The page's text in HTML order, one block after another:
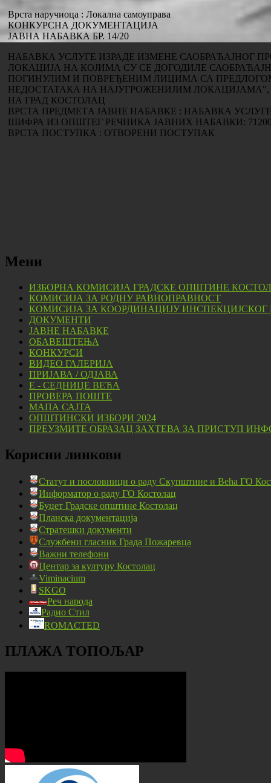
Врста наручиоца : Локална самоуправа
КОНКУРСНА ДОКУМЕНТАЦИЈА
ЈАВНА НАБАВКА БР. 14/20
НАБАВКА УСЛУГЕ ИЗРАДЕ ИЗМЕНЕ САОБРАЋАЈНОГ
ЛОКАЦИЈА НА КОЈИМА СУ СЕ ДОГОДИЛЕ
ПОГИНУЛИМ И ПОВРЕЂЕНИМ ЛИЦИМА СА
НЕДОСТАТАКА НА НАЈУГРОЖЕНИЈИМ ЛОКАЦИЈАМА",
НА ГРАД КОСТОЛАЦ
ВРСТА ПРЕДМЕТA ЈАВНЕ НАБАВКЕ : НАБАВКА УСЛУГЕ
ШИФРА ИЗ ОПШТЕГ РЕЧНИКА ЈАВНИХ НАБАВКИ:
ВРСТА ПОСТУПКА : ОТВОРЕНИ ПОСТУПАК
Мени
ИЗБОРНА КОМИСИЈА ГРАДСКЕ ОПШТИНЕ
КОМИСИЈА ЗА РОДНУ РАВНОПРАВНОСТ
КОМИСИЈА ЗА КООРДИНАЦИЈУ ИНСПЕКЦИЈСКОГ
ДОКУМЕНТИ
ЈАВНЕ НАБАВКЕ
ОБАВЕШТЕЊА
КОНКУРСИ
ВИДЕО ГАЛЕРИЈА
ПРИЈАВА / ОДЈАВА
Е - СЕДНИЦЕ ВЕЋА
ПРОВЕРА ПОШТЕ
МАПА САЈТА
ОПШТИНСКИ ИЗБОРИ 2024
ПРЕУЗМИТЕ ОБРАЗАЦ ЗАХТЕВА ЗА ПРИСТУП
Корисни линкови
Статут и пословници о раду Скупштине и Већа ГО
Информатор о раду ГО Костолац
Буџет Градске општине Костолац
Планска документација
Стратешки документи
Службени гласник Града Пожаревца
Важни телефони
Центар за културу Костолац
Viminacium
SKGO
Реч народа
Радио Стил
ROMACTED
ПЛАЖА ТОПОЉАР